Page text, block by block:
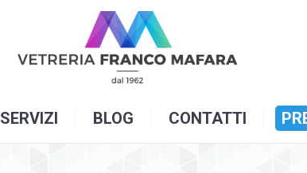
SERVIZI BLOG CONTATTI
CHI SIAMO SERVIZI